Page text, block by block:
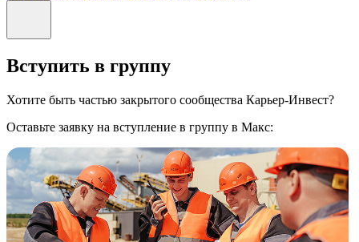
Вступить в группу
Хотите быть частью закрытого сообщества Карьер-Инвест?
Оставьте заявку на вступление в группу в Макс: